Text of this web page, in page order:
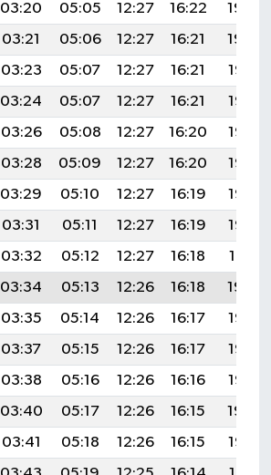
03:20 05:05 12:27 16:22
19:40
03:21 05:06 12:27 16:21
19:39
03:23 05:07 12:27 16:21
19:38
03:24 05:07 12:27 16:21
19:37
03:26 05:08 12:27 16:20
19:36
03:28 05:09 12:27 16:20
19:35
03:29 05:10 12:27 16:19
19:33
03:31 05:11 12:27 16:19
19:32
03:32 05:12 12:27 16:18
19:31
03:34 05:13 12:26 16:18
19:30
03:35 05:14 12:26 16:17
19:28
03:37 05:15 12:26 16:17
19:27
03:38 05:16 12:26 16:16
19:26
03:40 05:17 12:26 16:15
19:24
03:41 05:18 12:26 16:15
19:23